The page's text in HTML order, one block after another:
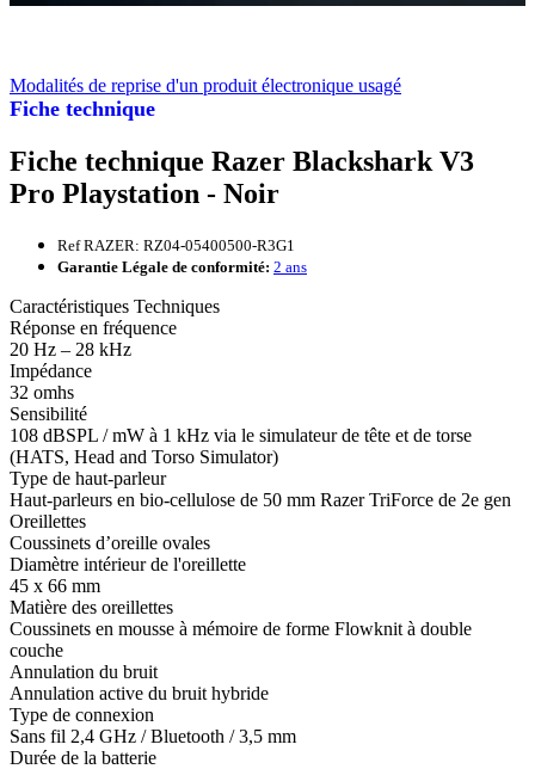
Fiche technique
Modalités de reprise d'un produit électronique usagé
Fiche technique Razer Blackshark V3
Pro Playstation - Noir
Ref RAZER: RZ04-05400500-R3G1
Garantie Légale de conformité: 2 ans
Caractéristiques Techniques
Réponse en fréquence
20 Hz – 28 kHz
Impédance
32 omhs
Sensibilité
108 dBSPL / mW à 1 kHz via le simulateur de tête et de torse
(HATS, Head and Torso Simulator)
Type de haut-parleur
Haut-parleurs en bio-cellulose de 50 mm Razer TriForce de 2e gen
Oreillettes
Coussinets d’oreille ovales
Diamètre intérieur de l'oreillette
45 x 66 mm
Matière des oreillettes
Coussinets en mousse à mémoire de forme Flowknit à double
couche
Annulation du bruit
Annulation active du bruit hybride
Type de connexion
Sans fil 2,4 GHz / Bluetooth / 3,5 mm
Durée de la batterie